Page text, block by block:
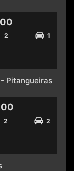
2 1
Pitangueiras
2 2